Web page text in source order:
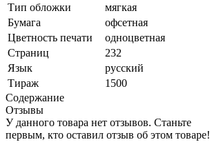
Тип обложки
мягкая
Бумага
офсетная
Цветность печати
одноцветная
Страниц
232
Язык
русский
Тираж
1500
Содержание
Отзывы
У данного товара нет отзывов. Станьте
первым, кто оставил отзыв об этом товаре!